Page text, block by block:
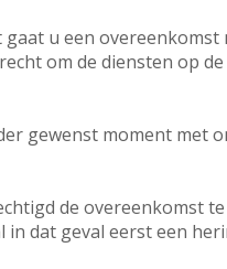
u een
om de diensten op
gewenst moment met
de overeenkomst
in dat geval eerst een